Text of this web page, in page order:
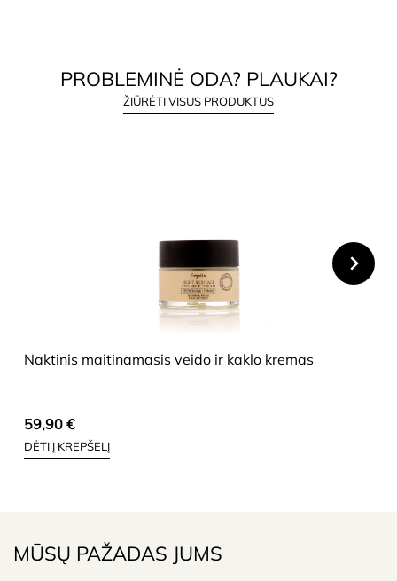
PROBLEMINĖ ODA? PLAUKAI?
ŽIŪRĖTI VISUS PRODUKTUS
Naktinis maitinamasis veido ir kaklo kremas
59,90 €
DĖTI Į KREPŠELĮ
MŪSŲ PAŽADAS JUMS